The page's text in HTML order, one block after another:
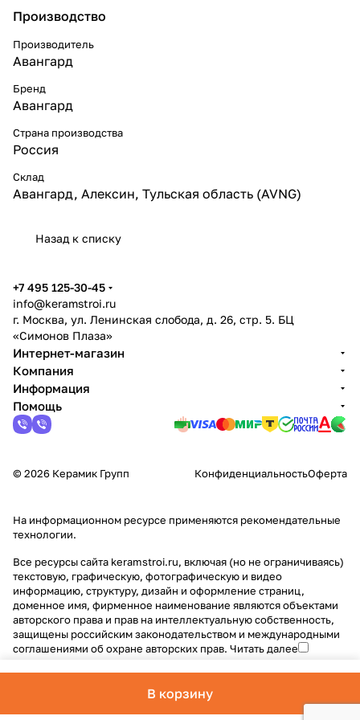
Производство
Производитель
Авангард
Бренд
Авангард
Страна производства
Россия
Склад
Авангард, Алексин, Тульская область (AVNG)
Назад к списку
В корзину
+7 495 125-30-45
info@keramstroi.ru
г. Москва, ул. Ленинская слобода, д. 26, стр. 5. БЦ
«Симонов Плаза»
Интернет-магазин
Компания
Информация
Помощь
© 2026 Керамик Групп КонфиденциальностьОферта
На информационном ресурсе применяются рекомендательные
технологии.
Все ресурсы сайта keramstroi.ru, включая (но не ограничиваясь)
текстовую, графическую, фотографическую и видео
информацию, структуру, дизайн и оформление страниц,
доменное имя, фирменное наименование являются объектами
авторского права и прав на интеллектуальную собственность,
защищены российским законодательством и международными
соглашениями об охране авторских прав. Читать далее